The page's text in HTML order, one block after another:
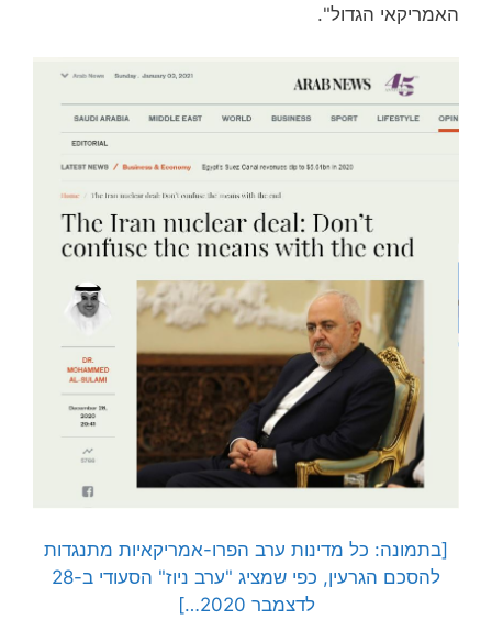
האמריקאי הגדול".
[בתמונה: כל מדינות ערב הפרו-אמריקאיות מתנגדות
להסכם הגרעין, כפי שמציג "ערב ניוז" הסעודי ב-28
לדצמבר 2020…]